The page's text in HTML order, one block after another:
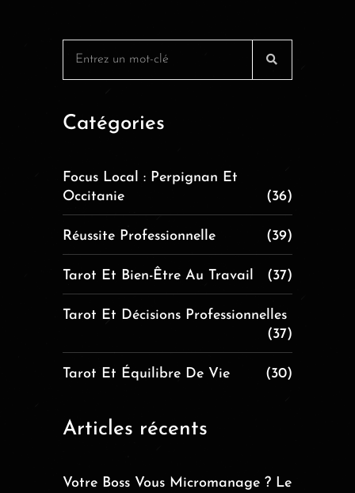
Catégories
Focus Local : Perpignan Et
Occitanie
(36)
Réussite Professionnelle (39)
Tarot Et Bien-Être Au Travail (37)
Tarot Et Décisions Professionnelles
(37)
Tarot Et Équilibre De Vie (30)
Articles récents
Votre Boss Vous Micromanage ? Le